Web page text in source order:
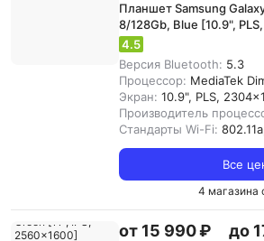
Планшет Samsung
8/128Gb, Blue [10.9",
4.5
Версия Bluetooth: 5.3
Процессор: MediaTek
Экран: 10.9", PLS,
Производитель
Стандарты Wi-Fi:
Все
4 магазина
от 15 990 ₽ до